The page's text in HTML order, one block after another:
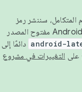
المتكامل، سننشر رمز
المصدر في مشروع Android مفتوح المصدر (AOSP) في الربعَين الثاني والرابع. لبناء مشروع Android مفتوح المصدر
android- دائمًا إلى
التغييرات في مشروع